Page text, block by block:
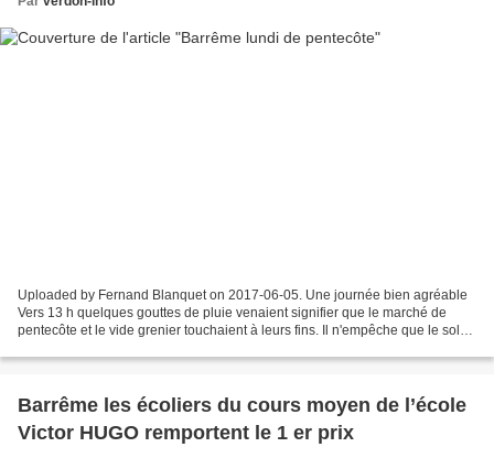
Uploaded by Fernand Blanquet on 2017-06-05. Une journée bien agréable
Vers 13 h quelques gouttes de pluie venaient signifier que le marché de
pentecôte et le vide grenier touchaient à leurs fins. Il n'empêche que le soleil
Barrême les écoliers du cours moyen de l’école
Victor HUGO remportent le 1 er prix